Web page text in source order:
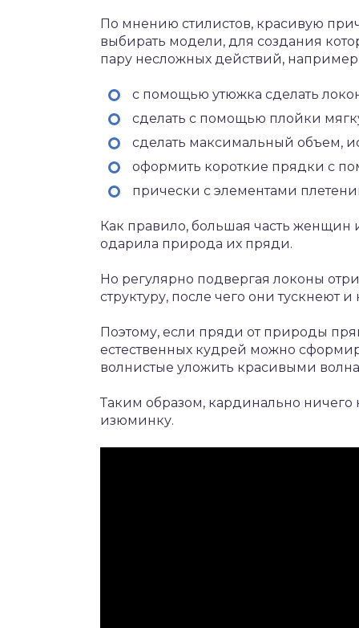
По мнению стилистов, красивую
выбирать модели, для создания
пару несложных действий,
с помощью утюжка сделать
сделать с помощью плойки
сделать максимальный объем,
оформить короткие прядки с
прически с элементами
Как правило, большая часть женщин
одарила природа их пряди.
Но регулярно подвергая локоны
структуру, после чего они тускнеют
Поэтому, если пряди от природы
естественных кудрей можно
волнистые уложить красивыми
Таким образом, кардинально
изюминку.